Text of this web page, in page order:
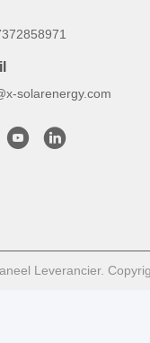
solarenergy.com
Leverancier.